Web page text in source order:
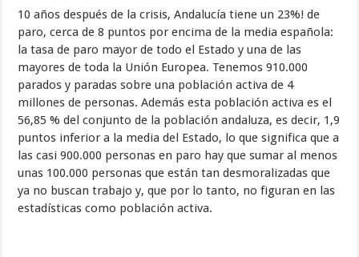
10 años después de la crisis, Andalucía tiene un 23%! de
paro, cerca de 8 puntos por encima de la media española:
la tasa de paro mayor de todo el Estado y una de las
mayores de toda la Unión Europea. Tenemos 910.000
parados y paradas sobre una población activa de 4
millones de personas. Además esta población activa es el
56,85 % del conjunto de la población andaluza, es decir, 1,9
puntos inferior a la media del Estado, lo que significa que a
las casi 900.000 personas en paro hay que sumar al menos
unas 100.000 personas que están tan desmoralizadas que
ya no buscan trabajo y, que por lo tanto, no figuran en las
estadísticas como población activa.